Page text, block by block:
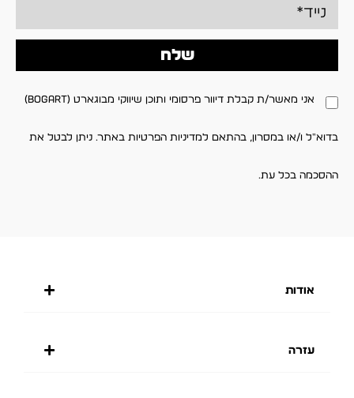
אני מאשר/ת קבלת דיוור פרסומי ותוכן שיווקי מבוגארט (BOGART)
בדוא"ל ו/או במסרון, בהתאם למדיניות הפרטיות באתר. ניתן לבטל את
ההסכמה בכל עת.
שלח
אודות
עזרה